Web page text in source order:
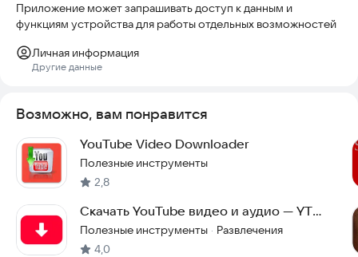
"Make money on Youtube" и начните применять проверенные
методы уже сегодня.
Приложение может запрашивать доступ к данным и
функциям устройства для работы отдельных возможностей
Личная информация
Другие данные
Возможно, вам понравится
YouTube Video Downloader
Полезные инструменты
2,8
Скачать YouTube видео и аудио — YT
Loader
Полезные инструменты · Развлечения
4,0